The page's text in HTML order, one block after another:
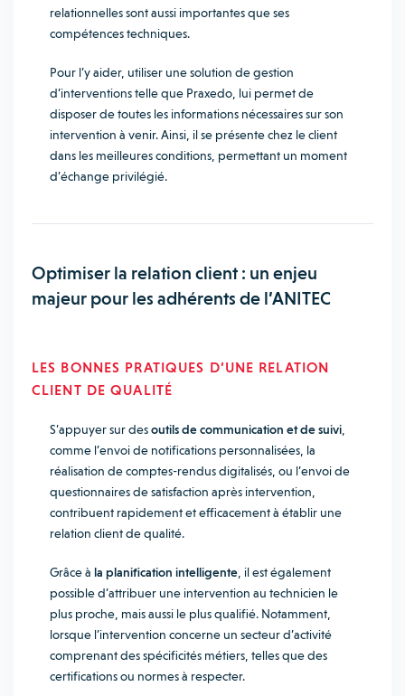
relationnelles sont aussi importantes que ses
compétences techniques.
Pour l’y aider, utiliser une solution de gestion
d’interventions telle que Praxedo, lui permet de
disposer de toutes les informations nécessaires sur son
intervention à venir. Ainsi, il se présente chez le client
dans les meilleures conditions, permettant un moment
d’échange privilégié.
Optimiser la relation client : un enjeu
majeur pour les adhérents de l’ANITEC
LES BONNES PRATIQUES D’UNE RELATION
CLIENT DE QUALITÉ
S’appuyer sur desoutils de communication et de suivi
comme l’envoi de notifications personnalisées, la
réalisation de comptes-rendus digitalisés, ou l’envoi de
questionnaires de satisfaction après intervention,
contribuent rapidement et efficacement à établir une
relation client de qualité.
Grâce à la planification intelligente , il est également
possible d’attribuer une intervention au technicien le
plus proche, mais aussi le plus qualifié. Notamment,
lorsque l’intervention concerne un secteur d’activité
comprenant des spécificités métiers, telles que des
certifications ou normes à respecter.